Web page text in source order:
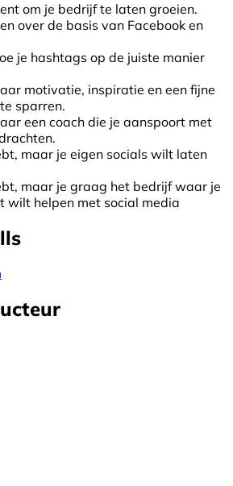
om je bedrijf te laten groeien.
over de basis van Facebook en
je hashtags op de juiste manier
motivatie, inspiratie en een fijne
sparren.
een coach die je aanspoort met
maar je eigen socials wilt laten
maar je graag het bedrijf waar je
wilt helpen met social media